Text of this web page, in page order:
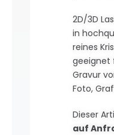
2D/3D
in
reines
geeignet
Gravur
Foto,
Dieser
auf